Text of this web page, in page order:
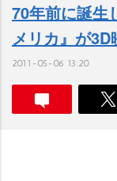
70年前に誕生
メリカ』が3D
2011-05-06 13:20